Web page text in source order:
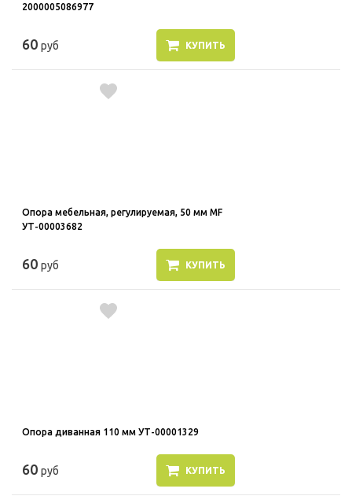
2000005086977
60 руб КУПИТЬ
Опора мебельная, регулируемая, 50 мм MF
УТ-00003682
60 руб КУПИТЬ
Опора диванная 110 мм УТ-00001329
60 руб КУПИТЬ